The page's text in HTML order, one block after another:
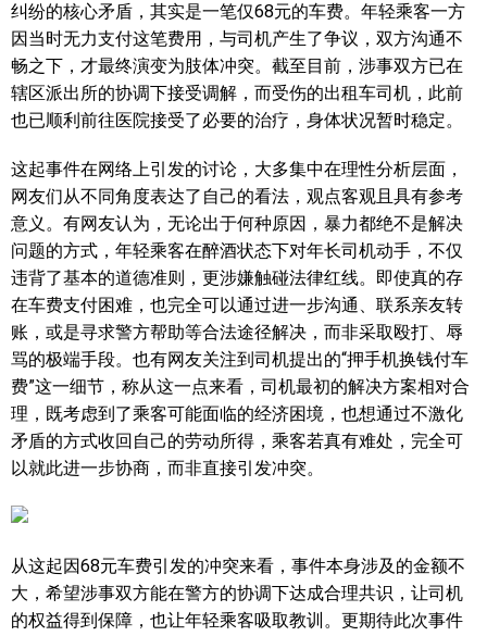
纠纷的核心矛盾，其实是一笔仅68元的车费。年轻乘客一方
因当时无力支付这笔费用，与司机产生了争议，双方沟通不
畅之下，才最终演变为肢体冲突。截至目前，涉事双方已在
辖区派出所的协调下接受调解，而受伤的出租车司机，此前
也已顺利前往医院接受了必要的治疗，身体状况暂时稳定。
这起事件在网络上引发的讨论，大多集中在理性分析层面，
网友们从不同角度表达了自己的看法，观点客观且具有参考
意义。有网友认为，无论出于何种原因，暴力都绝不是解决
问题的方式，年轻乘客在醉酒状态下对年长司机动手，不仅
违背了基本的道德准则，更涉嫌触碰法律红线。即使真的存
在车费支付困难，也完全可以通过进一步沟通、联系亲友转
账，或是寻求警方帮助等合法途径解决，而非采取殴打、辱
骂的极端手段。也有网友关注到司机提出的“押手机换钱付车
费”这一细节，称从这一点来看，司机最初的解决方案相对合
理，既考虑到了乘客可能面临的经济困境，也想通过不激化
矛盾的方式收回自己的劳动所得，乘客若真有难处，完全可
以就此进一步协商，而非直接引发冲突。
从这起因68元车费引发的冲突来看，事件本身涉及的金额不
大，希望涉事双方能在警方的协调下达成合理共识，让司机
的权益得到保障，也让年轻乘客吸取教训。更期待此次事件